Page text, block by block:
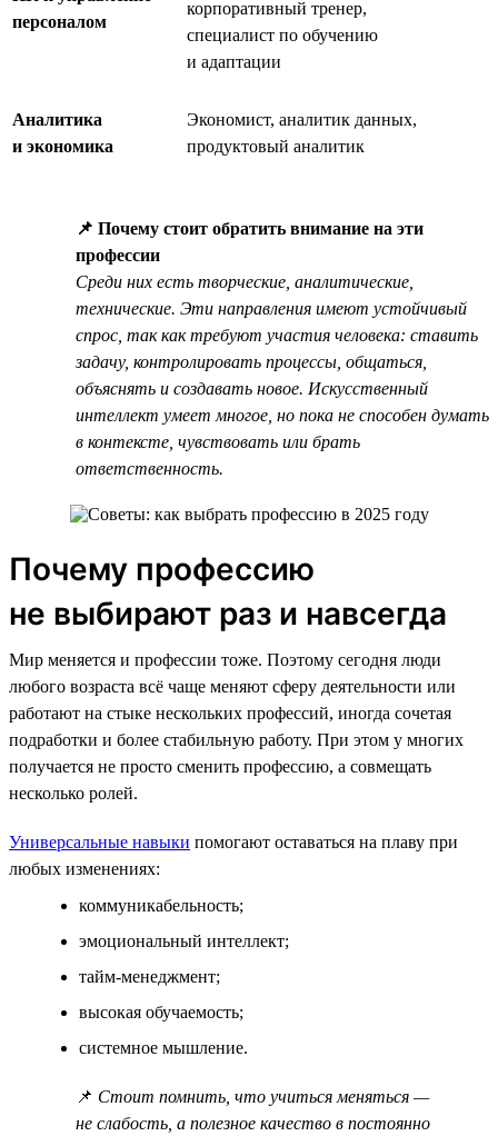
персоналом
корпоративный тренер,
специалист по обучению
и адаптации
Аналитика
и экономика
Экономист, аналитик данных,
продуктовый аналитик
📌 Почему стоит обратить внимание на эти
профессии
Среди них есть творческие, аналитические,
технические. Эти направления имеют устойчивый
спрос, так как требуют участия человека: ставить
задачу, контролировать процессы, общаться,
объяснять и создавать новое. Искусственный
интеллект умеет многое, но пока не способен думать
в контексте, чувствовать или брать
ответственность.
Почему профессию
не выбирают раз и навсегда
Мир меняется и профессии тоже. Поэтому сегодня люди
любого возраста всё чаще меняют сферу деятельности или
работают на стыке нескольких профессий, иногда сочетая
подработки и более стабильную работу. При этом у многих
получается не просто сменить профессию, а совмещать
несколько ролей.
Универсальные навыки помогают оставаться на плаву при
любых изменениях:
коммуникабельность;
эмоциональный интеллект;
тайм-менеджмент;
высокая обучаемость;
системное мышление.
📌 Стоит помнить, что учиться меняться —
не слабость, а полезное качество в постоянно